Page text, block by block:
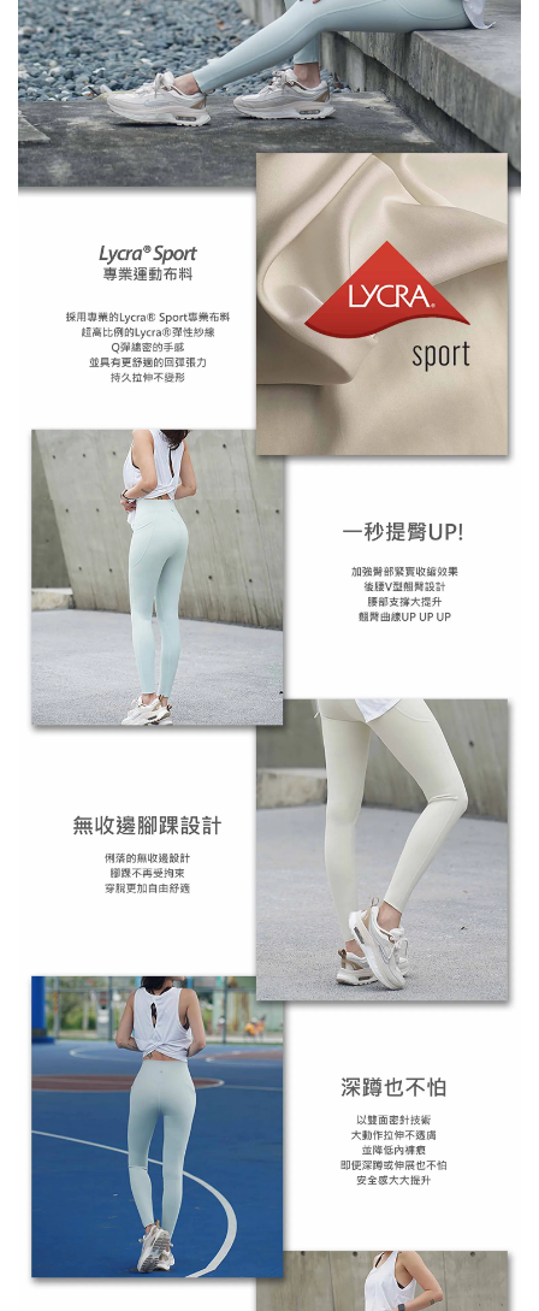
※ 此款臀部和腿部較緊（類似壓力褲的感覺），如果想穿得輕
鬆一點，建議選比平常大一號
※ 還是不確定自己適合什麼尺寸嗎？歡迎詢問客服